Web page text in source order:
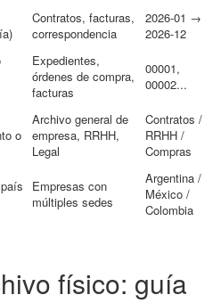
Contratos, facturas,
correspondencia
2026-01 →
2026-12
Expedientes,
órdenes de compra,
facturas
00001,
00002...
o
Archivo general de
empresa, RRHH,
Legal
Contratos /
RRHH /
Compras
Empresas con
múltiples sedes
Argentina /
México /
Colombia
físico: guía